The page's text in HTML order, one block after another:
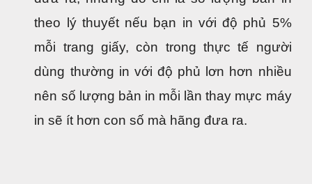
theo lý thuyết nếu bạn in với độ phủ 5%
mỗi trang giấy, còn trong thực tế người
dùng thường in với độ phủ lơn hơn nhiều
nên số lượng bản in mỗi lần thay mực máy
in sẽ ít hơn con số mà hãng đưa ra.